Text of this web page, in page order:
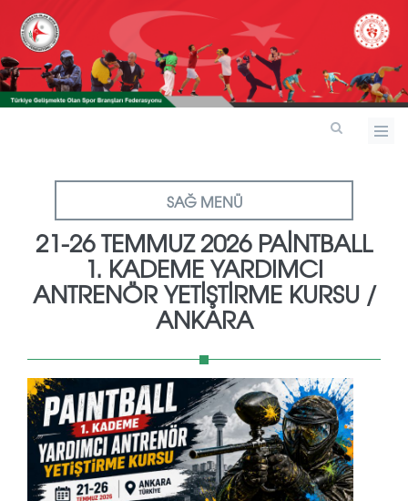
SAĞ MENÜ
21-26 TEMMUZ 2026 PAİNTBALL
1. KADEME YARDIMCI
ANTRENÖR YETİŞTİRME KURSU /
ANKARA